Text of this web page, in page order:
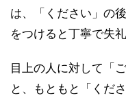
は、「ください」の
をつけると丁寧で失
目上の人に対して「
と、もともと「くだ